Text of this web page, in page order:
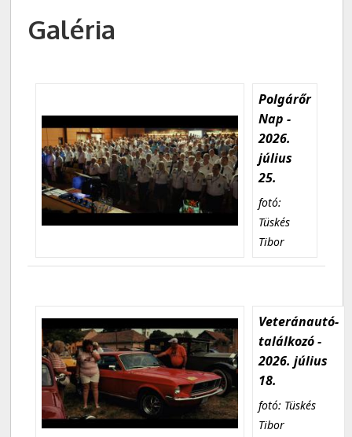
Galéria
Polgárőr
Nap -
2026.
július
25.
fotó:
Tüskés
Tibor
Veteránautó-
találkozó -
2026. július
18.
fotó: Tüskés
Tibor